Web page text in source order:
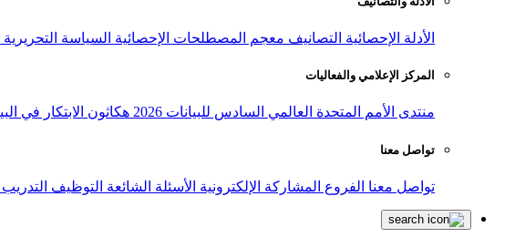
الأدلة الإحصائية التصانيف معجم المصطلحات الإحصائية السياسة التحريرية
المركز الإعلامي والفعاليات
منتدى الأمم المتحدة العالمي السادس للبيانات 2026 هكاثون الابتكار في
تواصل معنا
تواصل معنا الفروع المشاركة الإلكترونية الأسئلة الشائعة التوظيف